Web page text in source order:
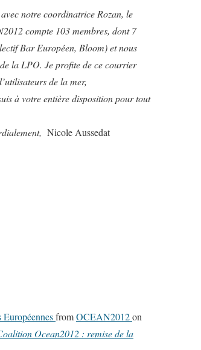
notre coordinatrice Rozan, le
compte 103 membres, dont 7
Bar Européen, Bloom) et nous
la LPO. Je profite de ce courrier
de la mer,
à votre entière disposition pour tout
Nicole Aussedat
EuropéennesfromOCEAN2012on
Ocean2012 : remise de la